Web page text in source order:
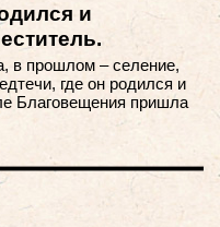
и
в прошлом – селение,
где он родился и
Благовещения пришла